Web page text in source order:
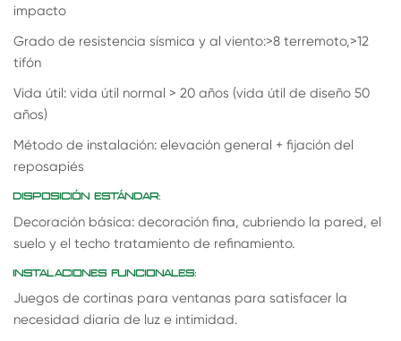
impacto
Grado de resistencia sísmica y al viento:>8 terremoto,>12
tifón
Vida útil: vida útil normal > 20 años (vida útil de diseño 50
años)
Método de instalación: elevación general + fijación del
reposapiés
DISPOSICIÓN ESTÁNDAR:
Decoración básica: decoración fina, cubriendo la pared, el
suelo y el techo tratamiento de refinamiento.
INSTALACIONES FUNCIONALES:
Juegos de cortinas para ventanas para satisfacer la
necesidad diaria de luz e intimidad.